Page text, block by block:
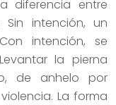
diferencia entre
intención, un
intención, se
la pierna
de anhelo por
La forma